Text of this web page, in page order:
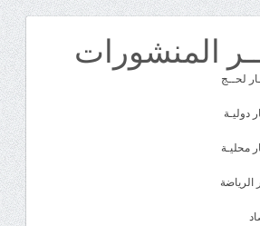
المنشورات
لحــج
دوليـة
محليـة
الرياضة